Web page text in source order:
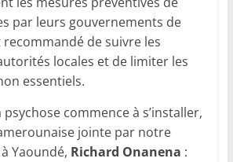
par leurs gouvernements de
recommandé de suivre les
locales et de limiter les
essentiels.
psychose commence à s’installer,
jointe par notre
Yaoundé, Richard Onanena :